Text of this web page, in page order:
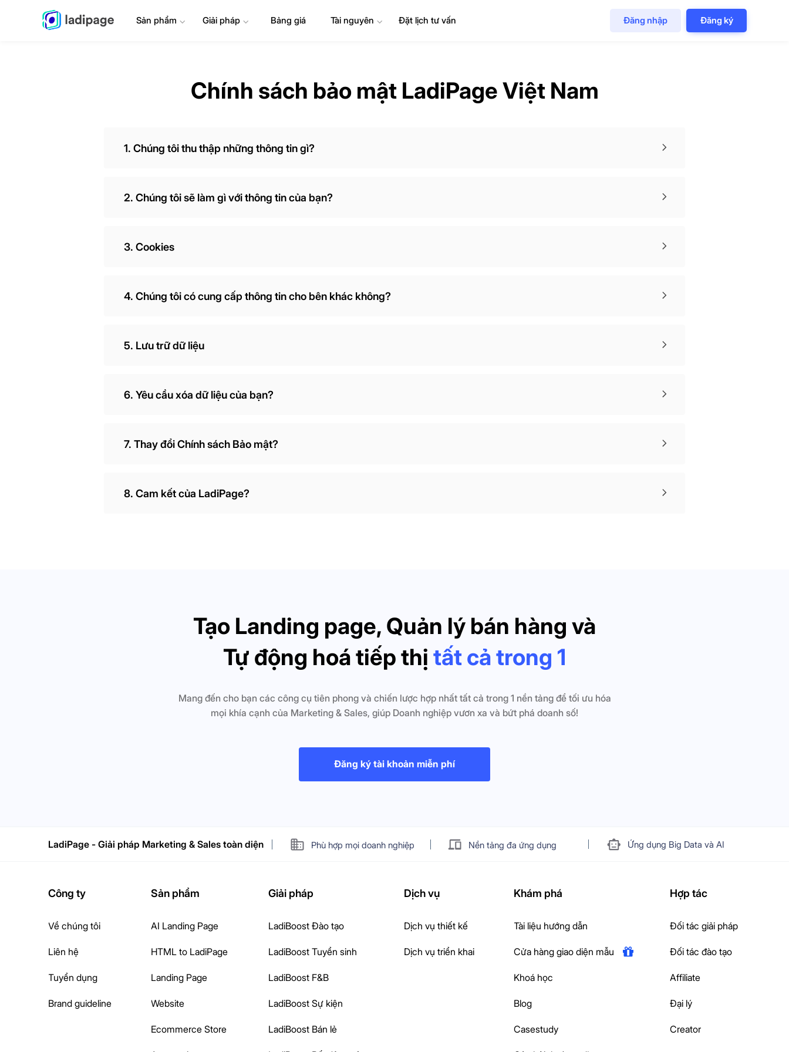
Sản phẩm ⌄ Giải pháp⌄ Bảng giá Tài nguyên ⌄ Đặt lịch tư vấn Đăng nhập Đăng ký
Chính sách bảo mật LadiPage Việt Nam
7. Thay đổi Chính sách Bảo mật?
6. Yêu cầu xóa dữ liệu của bạn?
4. Chúng tôi có cung cấp thông tin cho bên khác không?
3. Cookies
2. Chúng tôi sẽ làm gì với thông tin của bạn?
1. Chúng tôi thu thập những thông tin gì?
8. Cam kết của LadiPage?
5. Lưu trữ dữ liệu
Tạo Landing page, Quản lý bán hàng và
Tự động hoá tiếp thị tất cả trong 1
Mang đến cho bạn các công cụ tiên phong và chiến lược hợp nhất tất cả trong 1 nền tảng để tối ưu hóa
mọi khía cạnh của Marketing & Sales, giúp Doanh nghiệp vươn xa và bứt phá doanh số!
Đăng ký tài khoản miễn phí
LadiPage - Giải pháp Marketing & Sales toàn diện Phù hợp mọi doanh nghiệp Nền tảng đa ứng dụng Ứng dụng Big Data và AI
Công ty
Về chúng tôi
Liên hệ
Tuyển dụng
Brand guideline
Sản phẩm
AI Landing Page
HTML to LadiPage
Landing Page
Website
Ecommerce Store
Giải pháp
LadiBoost Đào tạo
LadiBoost Tuyển sinh
LadiBoost F&B
LadiBoost Sự kiện
LadiBoost Bán lẻ
Dịch vụ
Dịch vụ thiết kế
Dịch vụ triển khai
Khám phá
Tài liệu hướng dẫn
Cửa hàng giao diện mẫu
Khoá học
Blog
Casestudy
Hợp tác
Đối tác giải pháp
Đối tác đào tạo
Affiliate
Đại lý
Creator